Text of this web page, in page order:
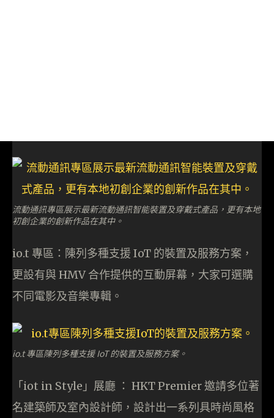
流動通訊專區展示最新流動通訊智能裝置及穿戴式產品，更有本地
初創企業的創新作品在其中。
io.t 專區：陳列多種支援 IoT 的裝置及服務方案，
更設有與 HMV 合作提供的互動屏幕，大家可選購
不同電影及音樂專輯。
io.t 專區陳列多種支援 IoT 的裝置及服務方案。
「iot in Style」展廳 ： HKT Premier 邀請多位著
名建築師及室內設計師，設計出一系列具時尚風格